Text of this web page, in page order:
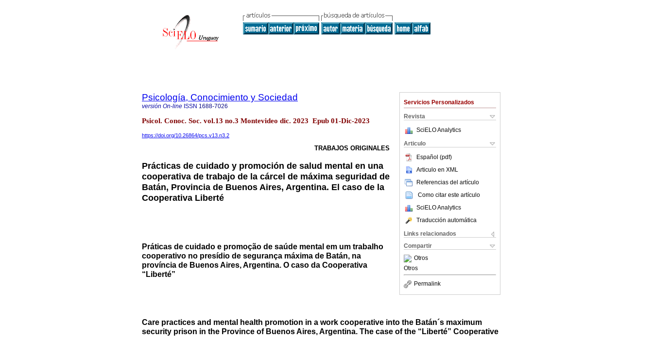
Servicios Personalizados
Revista
SciELO Analytics
Articulo
Español (pdf)
Articulo en XML
Referencias del artículo
Como citar este artículo
SciELO Analytics
Traducción automática
Links relacionados
Compartir
Otros
Otros
Permalink
Psicología, Conocimiento y Sociedad
versión On-line ISSN 1688-7026
Psicol. Conoc. Soc. vol.13 no.3 Montevideo dic. 2023 Epub 01-Dic-2023
https://doi.org/10.26864/pcs.v13.n3.2
TRABAJOS ORIGINALES
Prácticas de cuidado y promoción de salud mental en una
cooperativa de trabajo de la cárcel de máxima seguridad de
Batán, Provincia de Buenos Aires, Argentina. El caso de la
Cooperativa Liberté
Práticas de cuidado e promoção de saúde mental em um trabalho
cooperativo no presídio de segurança máxima de Batán, na
província de Buenos Aires, Argentina. O caso da Cooperativa
“Liberté”
Care practices and mental health promotion in a work cooperative into the Batán´s maximum
security prison in the Province of Buenos Aires, Argentina. The case of the “Liberté” Cooperative